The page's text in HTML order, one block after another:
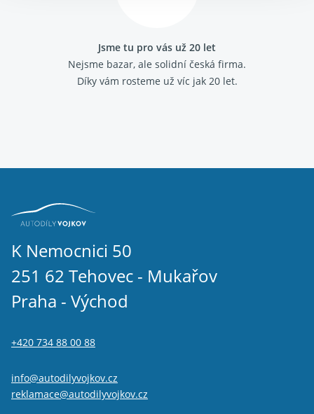
Jsme tu pro vás už 20 let
Nejsme bazar, ale solidní česká firma.
Díky vám rosteme už víc jak 20 let.
K Nemocnici 50
251 62 Tehovec - Mukařov
Praha - Východ
+420 734 88 00 88
info@autodilyvojkov.cz
reklamace@autodilyvojkov.cz